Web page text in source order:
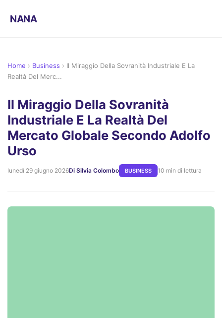
NANA
Home › Business › Il Miraggio Della Sovranità Industriale E La
Realtà Del Merc...
Il Miraggio Della Sovranità
Industriale E La Realtà Del
Mercato Globale Secondo Adolfo
Urso
lunedì 29 giugno 2026Di Silvia Colombo BUSINESS 10 min di lettura